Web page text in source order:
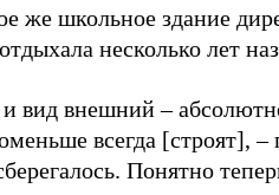
же школьное здание
несколько лет
вид внешний –
всегда [строят], –
Понятно